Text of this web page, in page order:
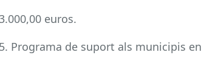
euros.
Programa de suport als municipis en